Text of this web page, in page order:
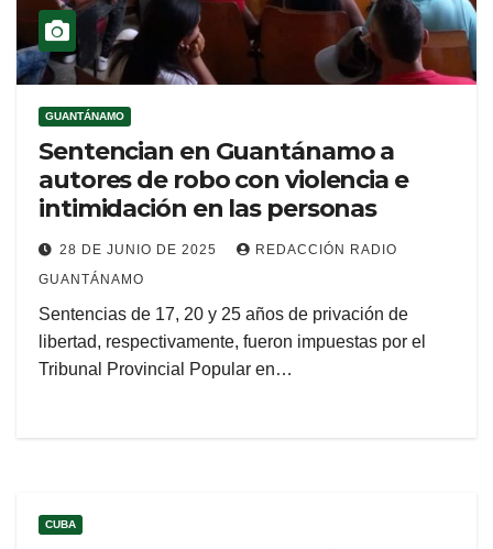
GUANTÁNAMO
Sentencian en Guantánamo a
autores de robo con violencia e
intimidación en las personas
28 DE JUNIO DE 2025
REDACCIÓN RADIO
GUANTÁNAMO
Sentencias de 17, 20 y 25 años de privación de
libertad, respectivamente, fueron impuestas por el
Tribunal Provincial Popular en…
CUBA